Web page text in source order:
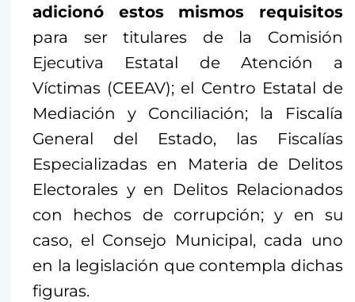
adicionó estos mismos requisitos
para ser titulares de la Comisión
Ejecutiva Estatal de Atención a
Víctimas (CEEAV); el Centro Estatal de
Mediación y Conciliación; la Fiscalía
General del Estado, las Fiscalías
Especializadas en Materia de Delitos
Electorales y en Delitos Relacionados
con hechos de corrupción; y en su
caso, el Consejo Municipal, cada uno
en la legislación que contempla dichas
figuras.